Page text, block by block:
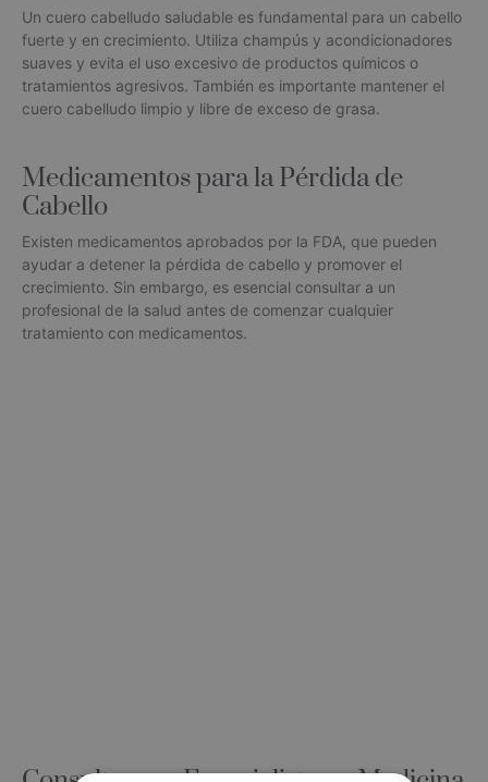
Un cuero cabelludo saludable es fundamental para un cabello
fuerte y en crecimiento. Utiliza champús y acondicionadores
suaves y evita el uso excesivo de productos químicos o
tratamientos agresivos. También es importante mantener el
cuero cabelludo limpio y libre de exceso de grasa.
Medicamentos para la Pérdida de
Cabello
Existen medicamentos aprobados por la FDA, que pueden
ayudar a detener la pérdida de cabello y promover el
crecimiento. Sin embargo, es esencial consultar a un
profesional de la salud antes de comenzar cualquier
tratamiento con medicamentos.